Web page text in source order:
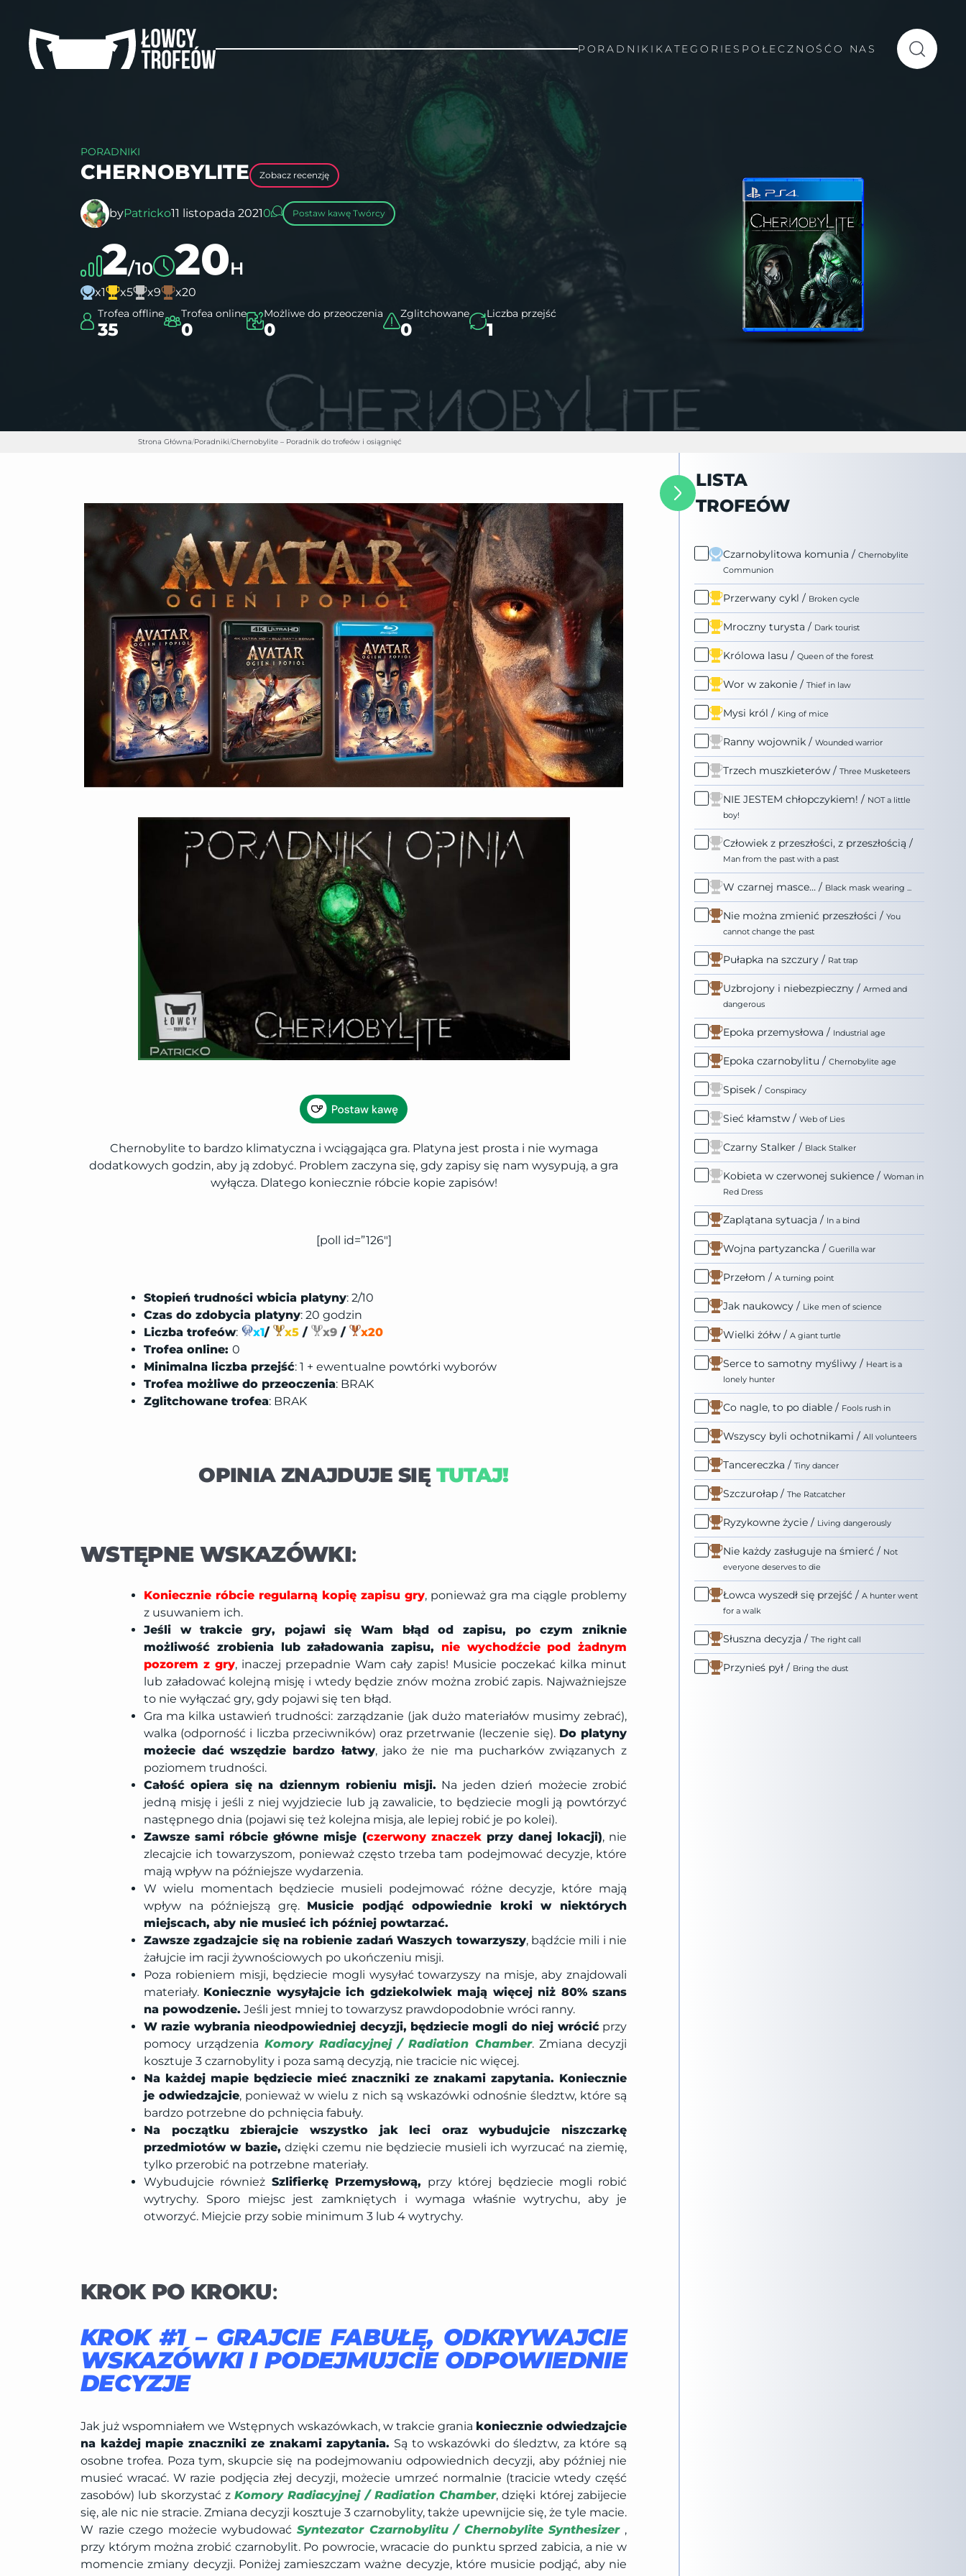
PORADNIKI KATEGORIE SPOŁECZNOŚĆO NAS
PORADNIKI
CHERNOBYLITE Zobacz recenzję
byPatricko11 listopada 20210 Postaw kawę Twórcy
2/10 20H
x1 x5 x9 x20
Trofea offline
35
Trofea online
0
Możliwe do przeoczenia
0
Zglitchowane
0
Liczba przejść
1
Strona Główna/Poradniki/Chernobylite – Poradnik do trofeów i osiągnięć
Chernobylite to bardzo klimatyczna i wciągająca gra. Platyna jest prosta i nie wymaga
dodatkowych godzin, aby ją zdobyć. Problem zaczyna się, gdy zapisy się nam wysypują, a gra
wyłącza. Dlatego koniecznie róbcie kopie zapisów!
[poll id=”126″]
Stopień trudności wbicia platyny: 2/10
Czas do zdobycia platyny: 20 godzin
Liczba trofeów: x1/ x5 / x9 /
x20
Trofea online: 0
Minimalna liczba przejść: 1 + ewentualne powtórki wyborów
Trofea możliwe do przeoczenia: BRAK
Zglitchowane trofea: BRAK
OPINIA ZNAJDUJE SIĘ TUTAJ!
WSTĘPNE WSKAZÓWKI:
Koniecznie róbcie regularną kopię zapisu gry, ponieważ gra ma ciągle problemy
z usuwaniem ich.
Jeśli w trakcie gry, pojawi się Wam błąd od zapisu, po czym zniknie
możliwość zrobienia lub załadowania zapisu, nie wychodźcie pod żadnym
pozorem z gry, inaczej przepadnie Wam cały zapis! Musicie poczekać kilka minut
lub załadować kolejną misję i wtedy będzie znów można zrobić zapis. Najważniejsze
to nie wyłączać gry, gdy pojawi się ten błąd.
Gra ma kilka ustawień trudności: zarządzanie (jak dużo materiałów musimy zebrać),
walka (odporność i liczba przeciwników) oraz przetrwanie (leczenie się). Do platyny
możecie dać wszędzie bardzo łatwy, jako że nie ma pucharków związanych z
poziomem trudności.
Całość opiera się na dziennym robieniu misji. Na jeden dzień możecie zrobić
jedną misję i jeśli z niej wyjdziecie lub ją zawalicie, to będziecie mogli ją powtórzyć
następnego dnia (pojawi się też kolejna misja, ale lepiej robić je po kolei).
Zawsze sami róbcie główne misje (czerwony znaczekprzy danej lokacji), nie
zlecajcie ich towarzyszom, ponieważ często trzeba tam podejmować decyzje, które
mają wpływ na późniejsze wydarzenia.
W wielu momentach będziecie musieli podejmować różne decyzje, które mają
wpływ na późniejszą grę. Musicie podjąć odpowiednie kroki w niektórych
miejscach, aby nie musieć ich później powtarzać.
Zawsze zgadzajcie się na robienie zadań Waszych towarzyszy, bądźcie mili i nie
żałujcie im racji żywnościowych po ukończeniu misji.
Poza robieniem misji, będziecie mogli wysyłać towarzyszy na misje, aby znajdowali
materiały. Koniecznie wysyłajcie ich gdziekolwiek mają więcej niż 80% szans
na powodzenie. Jeśli jest mniej to towarzysz prawdopodobnie wróci ranny.
W razie wybrania nieodpowiedniej decyzji, będziecie mogli do niej wrócićprzy
pomocy urządzenia Komory Radiacyjnej / Radiation Chamber. Zmiana decyzji
kosztuje 3 czarnobylity i poza samą decyzją, nie tracicie nic więcej.
Na każdej mapie będziecie mieć znaczniki ze znakami zapytania. Koniecznie
je odwiedzajcie, ponieważ w wielu z nich są wskazówki odnośnie śledztw, które są
bardzo potrzebne do pchnięcia fabuły.
Na początku zbierajcie wszystko jak leci oraz wybudujcie niszczarkę
przedmiotów w bazie, dzięki czemu nie będziecie musieli ich wyrzucać na ziemię,
tylko przerobić na potrzebne materiały.
Wybudujcie również Szlifierkę Przemysłową, przy której będziecie mogli robić
wytrychy. Sporo miejsc jest zamkniętych i wymaga właśnie wytrychu, aby je
otworzyć. Miejcie przy sobie minimum 3 lub 4 wytrychy.
KROK PO KROKU:
KROK #1 – GRAJCIE FABUŁĘ, ODKRYWAJCIE
WSKAZÓWKI I PODEJMUJCIE ODPOWIEDNIE
DECYZJE
Jak już wspomniałem we Wstępnych wskazówkach, w trakcie grania koniecznie odwiedzajcie
na każdej mapie znaczniki ze znakami zapytania. Są to wskazówki do śledztw, za które są
osobne trofea. Poza tym, skupcie się na podejmowaniu odpowiednich decyzji, aby później nie
musieć wracać. W razie podjęcia złej decyzji, możecie umrzeć normalnie (tracicie wtedy część
zasobów) lub skorzystać zKomory Radiacyjnej / Radiation Chamber, dzięki której zabijecie
się, ale nic nie stracie. Zmiana decyzji kosztuje 3 czarnobylity, także upewnijcie się, że tyle macie.
W razie czego możecie wybudować Syntezator Czarnobylitu / Chernobylite Synthesizer ,
przy którym można zrobić czarnobylit. Po powrocie, wracacie do punktu sprzed zabicia, a nie w
momencie zmiany decyzji. Poniżej zamieszczam ważne decyzje, które musicie podjąć, aby nie
LISTA
TROFEÓW
Czarnobylitowa komunia / Chernobylite
Communion
Przerwany cykl / Broken cycle
Mroczny turysta / Dark tourist
Królowa lasu / Queen of the forest
Wor w zakonie / Thief in law
Mysi król / King of mice
Ranny wojownik / Wounded warrior
Trzech muszkieterów / Three Musketeers
NIE JESTEM chłopczykiem! / NOT a little
boy!
Człowiek z przeszłości, z przeszłością /
Man from the past with a past
W czarnej masce… / Black mask wearing ...
Nie można zmienić przeszłości / You
cannot change the past
Pułapka na szczury / Rat trap
Uzbrojony i niebezpieczny / Armed and
dangerous
Epoka przemysłowa / Industrial age
Epoka czarnobylitu / Chernobylite age
Spisek / Conspiracy
Sieć kłamstw / Web of Lies
Czarny Stalker / Black Stalker
Kobieta w czerwonej sukience / Woman in
Red Dress
Zaplątana sytuacja / In a bind
Wojna partyzancka / Guerilla war
Przełom / A turning point
Jak naukowcy / Like men of science
Wielki żółw / A giant turtle
Serce to samotny myśliwy / Heart is a
lonely hunter
Co nagle, to po diable / Fools rush in
Wszyscy byli ochotnikami / All volunteers
Tancereczka / Tiny dancer
Szczurołap / The Ratcatcher
Ryzykowne życie / Living dangerously
Nie każdy zasługuje na śmierć / Not
everyone deserves to die
Łowca wyszedł się przejść / A hunter went
for a walk
Słuszna decyzja / The right call
Przynieś pył / Bring the dust